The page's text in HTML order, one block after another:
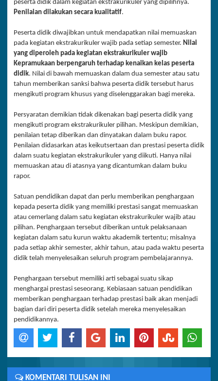
peserta didik dalam kegiatan ekstrakurikuler yang dipilihnya.
Penilaian dilakukan secara kualitatif.
Peserta didik diwajibkan untuk mendapatkan nilai memuaskan
pada kegiatan ekstrakurikuler wajib pada setiap semester. Nilai
yang diperoleh pada kegiatan ekstrakurikuler wajib
Kepramukaan berpengaruh terhadap kenaikan kelas peserta
didik. Nilai di bawah memuaskan dalam dua semester atau satu
tahun memberikan sanksi bahwa peserta didik tersebut harus
mengikuti program khusus yang diselenggarakan bagi mereka.
Persyaratan demikian tidak dikenakan bagi peserta didik yang
mengikuti program ekstrakurikuler pilihan. Meskipun demikian,
penilaian tetap diberikan dan dinyatakan dalam buku rapor.
Penilaian didasarkan atas keikutsertaan dan prestasi peserta didik
dalam suatu kegiatan ekstrakurikuler yang diikuti. Hanya nilai
memuaskan atau di atasnya yang dicantumkan dalam buku
rapor.
Satuan pendidikan dapat dan perlu memberikan penghargaan
kepada peserta didik yang memiliki prestasi sangat memuaskan
atau cemerlang dalam satu kegiatan ekstrakurikuler wajib atau
pilihan. Penghargaan tersebut diberikan untuk pelaksanaan
kegiatan dalam satu kurun waktu akademik tertentu; misalnya
pada setiap akhir semester, akhir tahun, atau pada waktu peserta
didik telah menyelesaikan seluruh program pembelajarannya.
Penghargaan tersebut memiliki arti sebagai suatu sikap
menghargai prestasi seseorang. Kebiasaan satuan pendidikan
memberikan penghargaan terhadap prestasi baik akan menjadi
bagian dari diri peserta didik setelah mereka menyelesaikan
pendidikannya.
KOMENTARI TULISAN INI